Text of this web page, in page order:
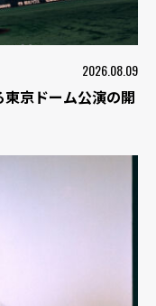
2026.08.09
京ドーム公演の開